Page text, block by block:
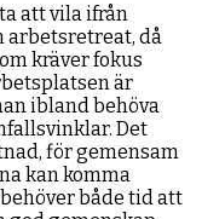
att vila ifrån
arbetsretreat, då
kräver fokus
är
ibland behöva
Det
för gemensam
kan komma
både tid att